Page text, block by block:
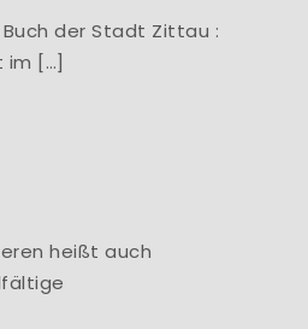
der Stadt Zittau :
im […]
heißt auch